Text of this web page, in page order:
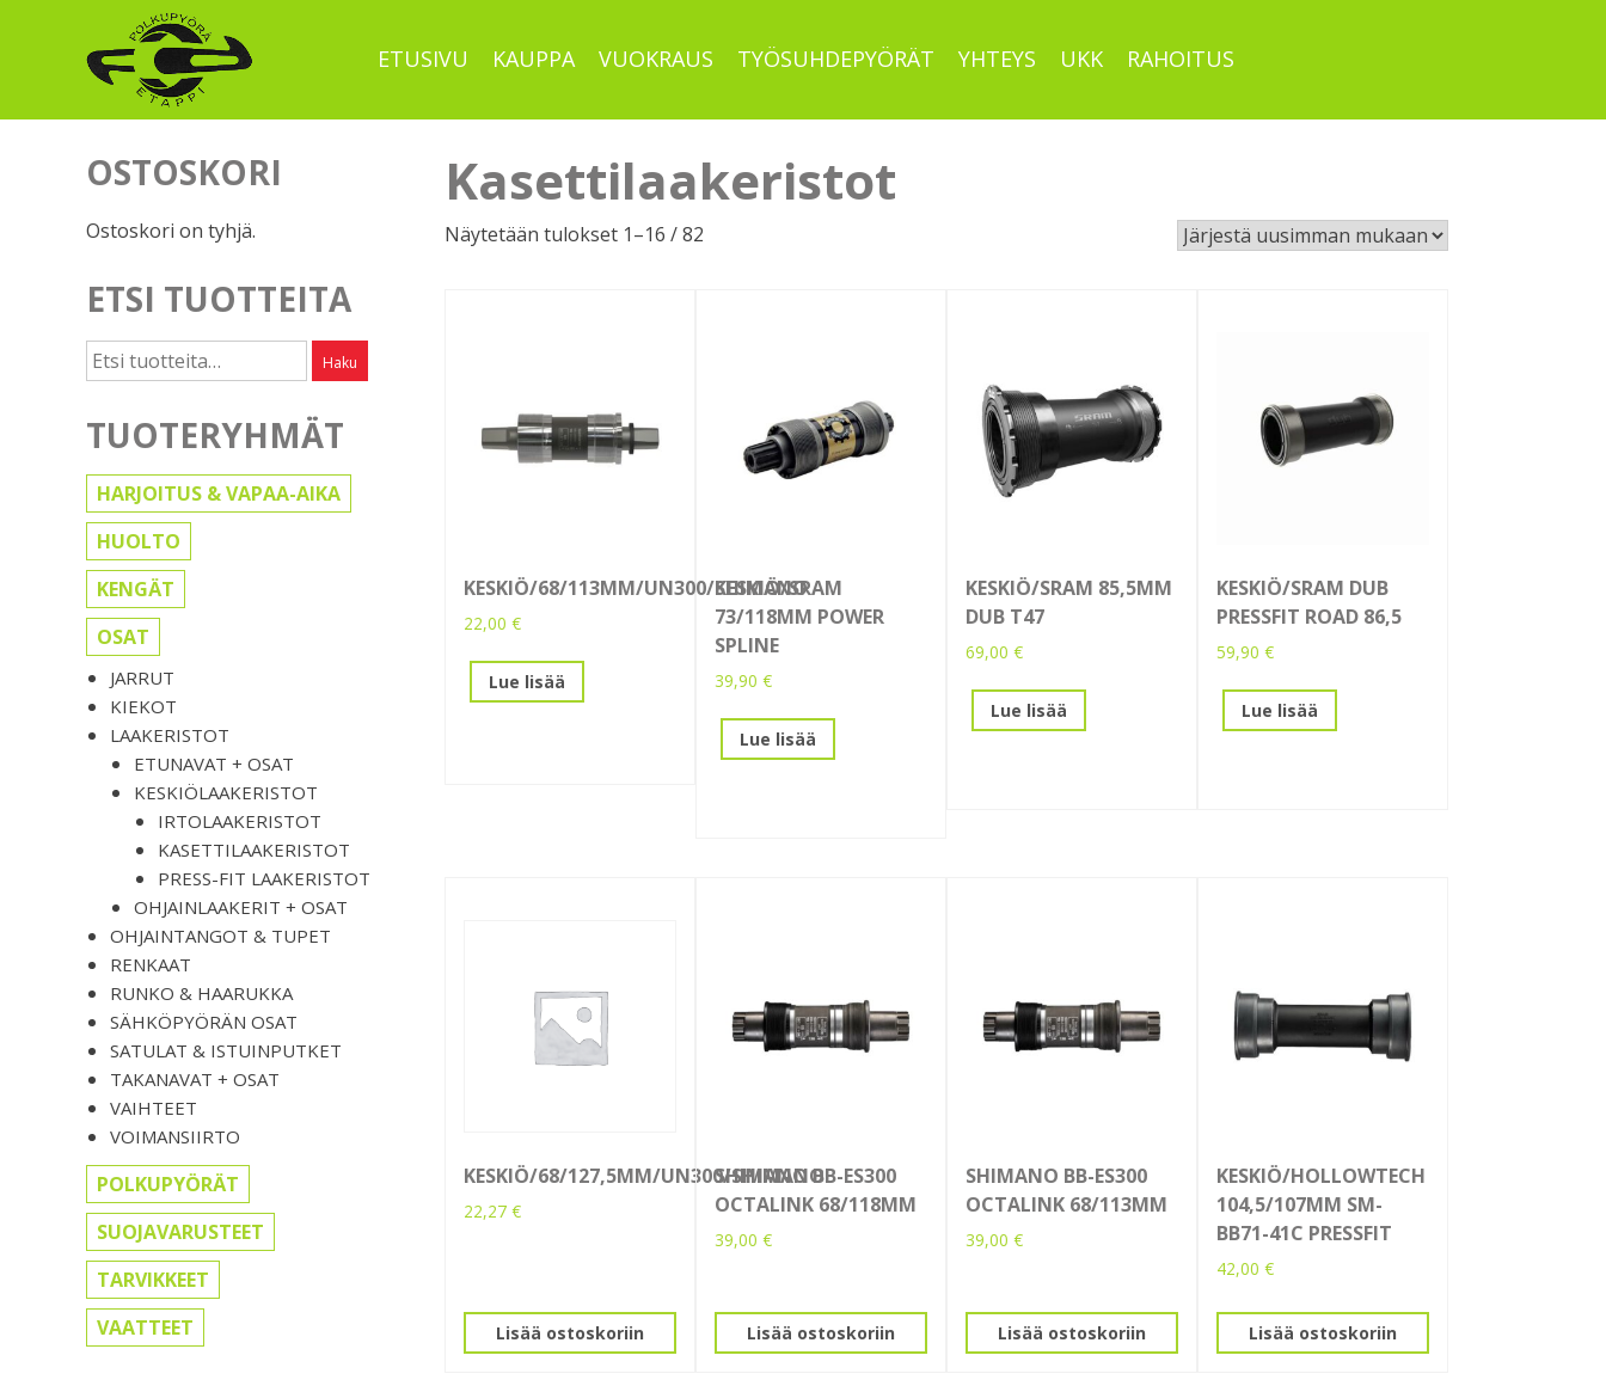
ETUSIVU KAUPPA VUOKRAUS TYÖSUHDEPYÖRÄT YHTEYS UKK RAHOITUS
OSTOSKORI
Ostoskori on tyhjä.
ETSI TUOTTEITA
Etsi: Haku
TUOTERYHMÄT
HARJOITUS & VAPAA-AIKA
HUOLTO
KENGÄT
OSAT
JARRUT
KIEKOT
LAAKERISTOT
ETUNAVAT + OSAT
KESKIÖLAAKERISTOT
IRTOLAAKERISTOT
KASETTILAAKERISTOT
PRESS-FIT LAAKERISTOT
OHJAINLAAKERIT + OSAT
OHJAINTANGOT & TUPET
RENKAAT
RUNKO & HAARUKKA
SÄHKÖPYÖRÄN OSAT
SATULAT & ISTUINPUTKET
TAKANAVAT + OSAT
VAIHTEET
VOIMANSIIRTO
POLKUPYÖRÄT
SUOJAVARUSTEET
TARVIKKEET
VAATTEET
Kasettilaakeristot
Näytetään tulokset 1–16 / 82
KESKIÖ/68/113MM/UN300/SHIMANO
22,00 €
Lue lisää
KESKIÖ/SRAM
73/118MM POWER
SPLINE
39,90 €
Lue lisää
KESKIÖ/SRAM 85,5MM
DUB T47
69,00 €
Lue lisää
KESKIÖ/SRAM DUB
PRESSFIT ROAD 86,5
59,90 €
Lue lisää
KESKIÖ/68/127,5MM/UN300/SHIMANO
22,27 €
Lisää ostoskoriin
SHIMANO BB-ES300
OCTALINK 68/118MM
39,00 €
Lisää ostoskoriin
SHIMANO BB-ES300
OCTALINK 68/113MM
39,00 €
Lisää ostoskoriin
KESKIÖ/HOLLOWTECH
104,5/107MM SM-
BB71-41C PRESSFIT
42,00 €
Lisää ostoskoriin